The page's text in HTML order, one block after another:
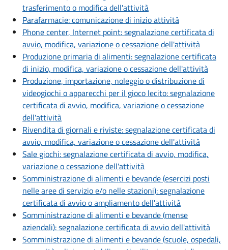
trasferimento o modifica dell'attività
Parafarmacie: comunicazione di inizio attività
Phone center, Internet point: segnalazione certificata di
avvio, modifica, variazione o cessazione dell'attività
Produzione primaria di alimenti: segnalazione certificata
di inizio, modifica, variazione o cessazione dell'attività
Produzione, importazione, noleggio o distribuzione di
videogiochi o apparecchi per il gioco lecito: segnalazione
certificata di avvio, modifica, variazione o cessazione
dell'attività
Rivendita di giornali e riviste: segnalazione certificata di
avvio, modifica, variazione o cessazione dell'attività
Sale giochi: segnalazione certificata di avvio, modifica,
variazione o cessazione dell'attività
Somministrazione di alimenti e bevande (esercizi posti
nelle aree di servizio e/o nelle stazioni): segnalazione
certificata di avvio o ampliamento dell'attività
Somministrazione di alimenti e bevande (mense
aziendali): segnalazione certificata di avvio dell'attività
Somministrazione di alimenti e bevande (scuole, ospedali,